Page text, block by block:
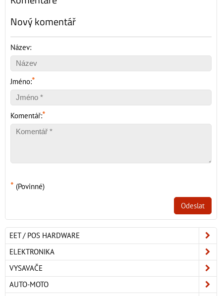
Nový komentář
Název:
Jméno:*
Komentář:*
* (Povinné)
Odeslat
EET / POS HARDWARE
ELEKTRONIKA
VYSAVAČE
AUTO-MOTO